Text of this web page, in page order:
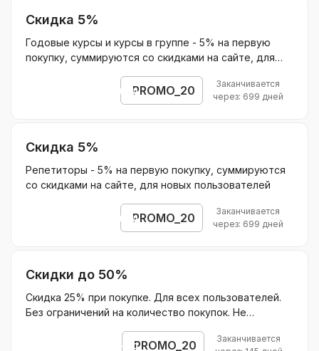
Скидка 5%
Годовые курсы и курсы в группе - 5% на первую
покупку, суммируются со скидками на сайте, для
PROMO_20
Открыть промокод
Заканчивается
через: 699 дней
Скидка 5%
Репетиторы - 5% на первую покупку, суммируются
со скидками на сайте, для новых пользователей
PROMO_20
Открыть промокод
Заканчивается
через: 699 дней
Скидки до 50%
Скидка 25% при покупке. Для всех пользователей.
Без ограничений на количество покупок. Не
оплату нового учебного года в домашней школе
PROMO_20
Открыть промокод
Заканчивается